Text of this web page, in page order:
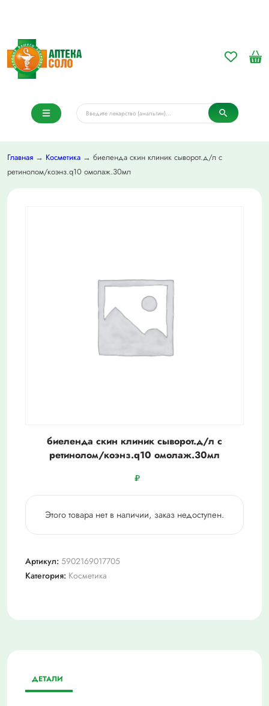
Главная → Косметика → биеленда скин клиник сыворот.д/л с
ретинолом/коэнз.q10 омолаж.30мл
биеленда скин клиник сыворот.д/л с
ретинолом/коэнз.q10 омолаж.30мл
₽
Этого товара нет в наличии, заказ недоступен.
Артикул: 5902169017705
Категория: Косметика
ДЕТАЛИ